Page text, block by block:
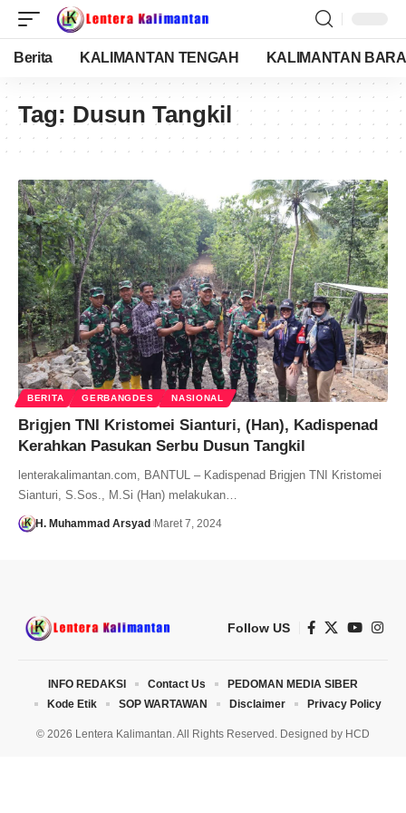
Berita KALIMANTAN TENGAH KALIMANTAN
Tag: Dusun Tangkil
BERITA GERBANGDES NASIONAL
Brigjen TNI Kristomei Sianturi, (Han), Kadispenad
Kerahkan Pasukan Serbu Dusun Tangkil
lenterakalimantan.com, BANTUL – Kadispenad Brigjen TNI Kristomei
Sianturi, S.Sos., M.Si (Han) melakukan…
H. Muhammad Arsyad Maret 7, 2024
Follow US
© 2026 Lentera Kalimantan. All Rights Reserved. Designed by HCD
INFO REDAKSI Contact Us
PEDOMAN MEDIA SIBER
Kode Etik
SOP WARTAWAN Disclaimer Privacy Policy